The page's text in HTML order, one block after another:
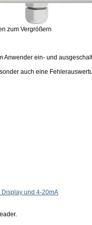
zum Vergrößern
Anwender ein- und
auch eine
Display und 4-20mA